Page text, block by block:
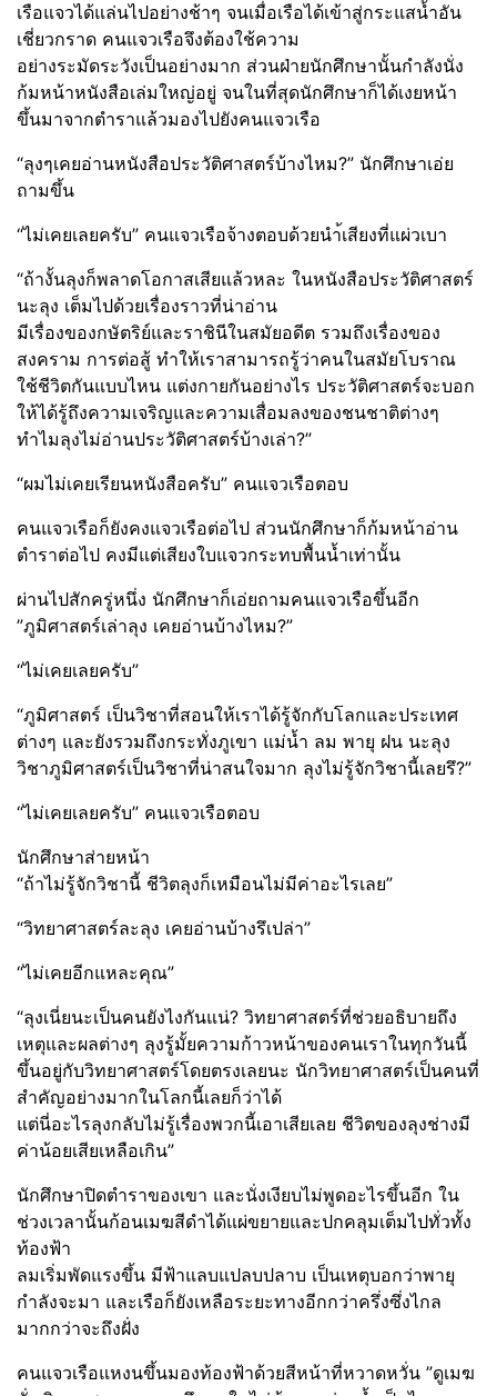
เรือแจวได้แล่นไปอย่างช้าๆ จนเมื่อเรือได้เข้าสู่กระแสน้ำอัน
เชี่ยวกราด คนแจวเรือจึงต้องใช้ความ
อย่างระมัดระวังเป็นอย่างมาก ส่วนฝ่ายนักศึกษานั้นกำลังนั่ง
ก้มหน้าหนังสือเล่มใหญ่อยู่ จนในที่สุดนักศึกษาก็ได้เงยหน้า
ขึ้นมาจากตำราแล้วมองไปยังคนแจวเรือ
“ลุงๆเคยอ่านหนังสือประวัติศาสตร์บ้างไหม?” นักศึกษาเอ่ย
ถามขึ้น
“ไม่เคยเลยครับ” คนแจวเรือจ้างตอบด้วยนำ้เสียงที่แผ่วเบา
“ถ้างั้นลุงก็พลาดโอกาสเสียแล้วหละ ในหนังสือประวัติศาสตร์
นะลุง เต็มไปด้วยเรื่องราวที่น่าอ่าน
มีเรื่องของกษัตริย์และราชินีในสมัยอดีต รวมถึงเรื่องของ
สงคราม การต่อสู้ ทำให้เราสามารถรู้ว่าคนในสมัยโบราณ
ใช้ชีวิตกันแบบไหน แต่งกายกันอย่างไร ประวัติศาสตร์จะบอก
ให้ได้รู้ถึงความเจริญและความเสื่อมลงของชนชาติต่างๆ
ทำไมลุงไม่อ่านประวัติศาสตร์บ้างเล่า?”
“ผมไม่เคยเรียนหนังสือครับ” คนแจวเรือตอบ
คนแจวเรือก็ยังคงแจวเรือต่อไป ส่วนนักศึกษาก็ก้มหน้าอ่าน
ตำราต่อไป คงมีแต่เสียงใบแจวกระทบพื้นน้ำเท่านั้น
ผ่านไปสักครู่หนึ่ง นักศึกษาก็เอ่ยถามคนแจวเรือขึ้นอีก
”ภูมิศาสตร์เล่าลุง เคยอ่านบ้างไหม?”
“ไม่เคยเลยครับ”
“ภูมิศาสตร์ เป็นวิชาที่สอนให้เราได้รู้จักกับโลกและประเทศ
ต่างๆ และยังรวมถึงกระทั่งภูเขา แม่น้ำ ลม พายุ ฝน นะลุง
วิชาภูมิศาสตร์เป็นวิชาที่น่าสนใจมาก ลุงไม่รู้จักวิชานี้เลยรึ?”
“ไม่เคยเลยครับ” คนแจวเรือตอบ
นักศึกษาส่ายหน้า
“ถ้าไม่รู้จักวิชานี้ ชีวิตลุงก็เหมือนไม่มีค่าอะไรเลย”
“วิทยาศาสตร์ละลุง เคยอ่านบ้างรึเปล่า”
“ไม่เคยอีกแหละคุณ”
“ลุงเนี่ยนะเป็นคนยังไงกันแน่? วิทยาศาสตร์ที่ช่วยอธิบายถึง
เหตุและผลต่างๆ ลุงรู้มั้ยความก้าวหน้าของคนเราในทุกวันนี้
ขึ้นอยู่กับวิทยาศาสตร์โดยตรงเลยนะ นักวิทยาศาสตร์เป็นคนที่
สำคัญอย่างมากในโลกนี้เลยก็ว่าได้
แต่นี่อะไรลุงกลับไม่รู้เรื่องพวกนี้เอาเสียเลย ชีวิตของลุงช่างมี
ค่าน้อยเสียเหลือเกิน”
นักศึกษาปิดตำราของเขา และนั่งเงียบไม่พูดอะไรขึ้นอีก ใน
ช่วงเวลานั้นก้อนเมฆสีดำได้แผ่ขยายและปกคลุมเต็มไปทั่วทั้ง
ท้องฟ้า
ลมเริ่มพัดแรงขึ้น มีฟ้าแลบแปลบปลาบ เป็นเหตุบอกว่าพายุ
กำลังจะมา และเรือก็ยังเหลือระยะทางอีกกว่าครึ่งซึ่งไกล
มากกว่าจะถึงฝั่ง
คนแจวเรือแหงนขึ้นมองท้องฟ้าด้วยสีหน้าที่หวาดหวั่น ”ดูเมฆ